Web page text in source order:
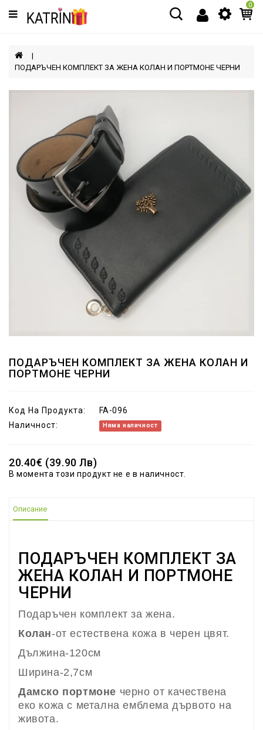
Категории
МЪЖЕ
АКСЕСОАРИ
0
ПОДАРЪЧЕН КОМПЛЕКТ ЗА ЖЕНА КОЛАН И ПОРТМОНЕ ЧЕРНИ
ПОДАРЪЧЕН КОМПЛЕКТ ЗА ЖЕНА КОЛАН И
ПОРТМОНЕ ЧЕРНИ
Код На Продукта:
FA-096
Наличност:
Няма наличност
20.40€ (39.90 Лв)
В момента този продукт не е в наличност.
Описание
ПОДАРЪЧЕН КОМПЛЕКТ ЗА
ЖЕНА КОЛАН И ПОРТМОНЕ
ЧЕРНИ
Подаръчен комплект за жена.
Колан-от естествена кожа в черен цвят.
Дължина-120см
Ширина-2,7см
Дамско портмоне черно от качествена
еко кожа с метална емблема дървото на
живота.